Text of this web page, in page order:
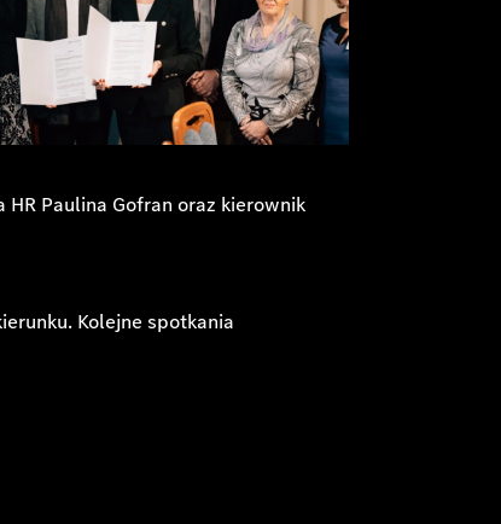
Paulina Gofran oraz kierownik
Kolejne spotkania